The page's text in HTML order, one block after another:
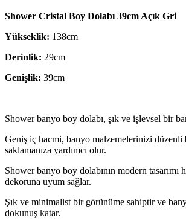
Shower Cristal Boy Dolabı 39cm Açık Gri
Yükseklik: 138cm
Derinlik: 29cm
Genişlik: 39cm
Shower banyo boy dolabı, şık ve işlevsel bir
Geniş iç hacmi, banyo malzemelerinizi düzenli
saklamanıza yardımcı olur.
Shower banyo boy dolabının modern tasarımı
dekoruna uyum sağlar.
Şık ve minimalist bir görünüme sahiptir ve
dokunuş katar.